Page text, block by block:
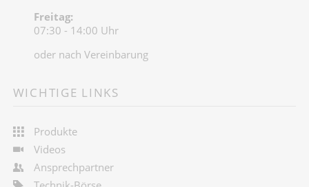
Freitag:
07:30 - 14:00 Uhr
oder nach Vereinbarung
WICHTIGE LINKS
Produkte
Videos
Ansprechpartner